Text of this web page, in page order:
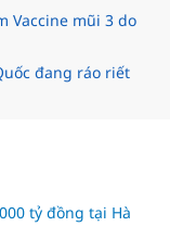
Vaccine mũi 3 do
đang ráo riết
tỷ đồng tại Hà